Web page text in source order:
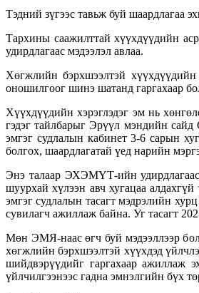
Тэдний зүгээс тавьж буй шаардлагаа
Тархины саажилттай хүүхдүүдийн
удирдлагаас мэдээлэл авлаа.
Хөгжлийн бэрхшээлтэй
оношилгоог шинэ шатанд гаргахаар
Хүүхдүүдийн хэрэглэдэг эм нь
гэдэг тайлбарыг Эрүүл мэндийн
эмгэг судлалын кабинет 3-6 сарын
болгох, шаардлагатай үед нарийн
Энэ талаар ЭХЭМҮТ-ийн
шуурхай хүлээн авч хугацаа
эмгэг судлалын тасагт мэдрэлийн
сувилагч ажиллаж байна. Уг тасагт
Мөн ЭМЯ-наас өгч буй мэдээллээр
хөгжлийн бэрхшээлтэй хүүхдэд
шийдвэрүүдийг гаргахаар ажиллаж
үйлчилгээнээс гадна эмнэлгийн бүх